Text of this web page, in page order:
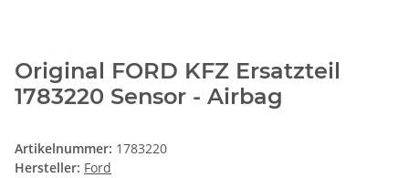
Original FORD KFZ Ersatzteil
1783220 Sensor - Airbag
Artikelnummer: 1783220
Hersteller: Ford